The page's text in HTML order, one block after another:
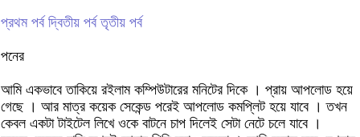
প্রথম পর্ব দ্বিতীয় পর্ব তৃতীয় পর্ব
পনের
আমি একভাবে তাকিয়ে রইলাম কম্পিউটারের মনিটের দিকে । প্রায় আপলোড হয়ে
গেছে । আর মাত্র কয়েক সেকেন্ড পরেই আপলোড কমপ্লিট হয়ে যাবে । তখন
কেবল একটা টাইটেল লিখে ওকে বাটনে চাপ দিলেই সেটা নেটে চলে যাবে ।